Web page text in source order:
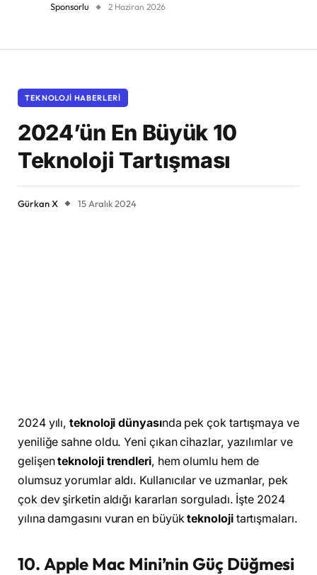
Sponsorlu 2 Haziran 2026
TEKNOLOJI HABERLERI
2024’ün En Büyük 10
Teknoloji Tartışması
Gürkan X 15 Aralık 2024
2024 yılı,teknoloji dünyasında pek çok tartışmaya ve
yeniliğe sahne oldu. Yeni çıkan cihazlar, yazılımlar ve
gelişenteknoloji trendleri, hem olumlu hem de
olumsuz yorumlar aldı. Kullanıcılar ve uzmanlar, pek
çok dev şirketin aldığı kararları sorguladı. İşte 2024
yılına damgasını vuran en büyükteknolojitartışmaları.
10. Apple Mac Mini’nin Güç Düğmesi